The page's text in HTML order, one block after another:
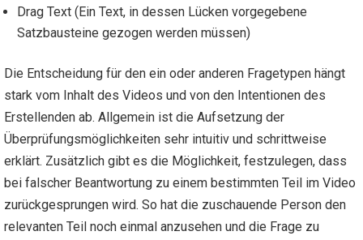
Drag Text (Ein Text, in dessen Lücken vorgegebene
Satzbausteine gezogen werden müssen)
Die Entscheidung für den ein oder anderen Fragetypen hängt
stark vom Inhalt des Videos und von den Intentionen des
Erstellenden ab. Allgemein ist die Aufsetzung der
Überprüfungsmöglichkeiten sehr intuitiv und schrittweise
erklärt. Zusätzlich gibt es die Möglichkeit, festzulegen, dass
bei falscher Beantwortung zu einem bestimmten Teil im Video
zurückgesprungen wird. So hat die zuschauende Person den
relevanten Teil noch einmal anzusehen und die Frage zu